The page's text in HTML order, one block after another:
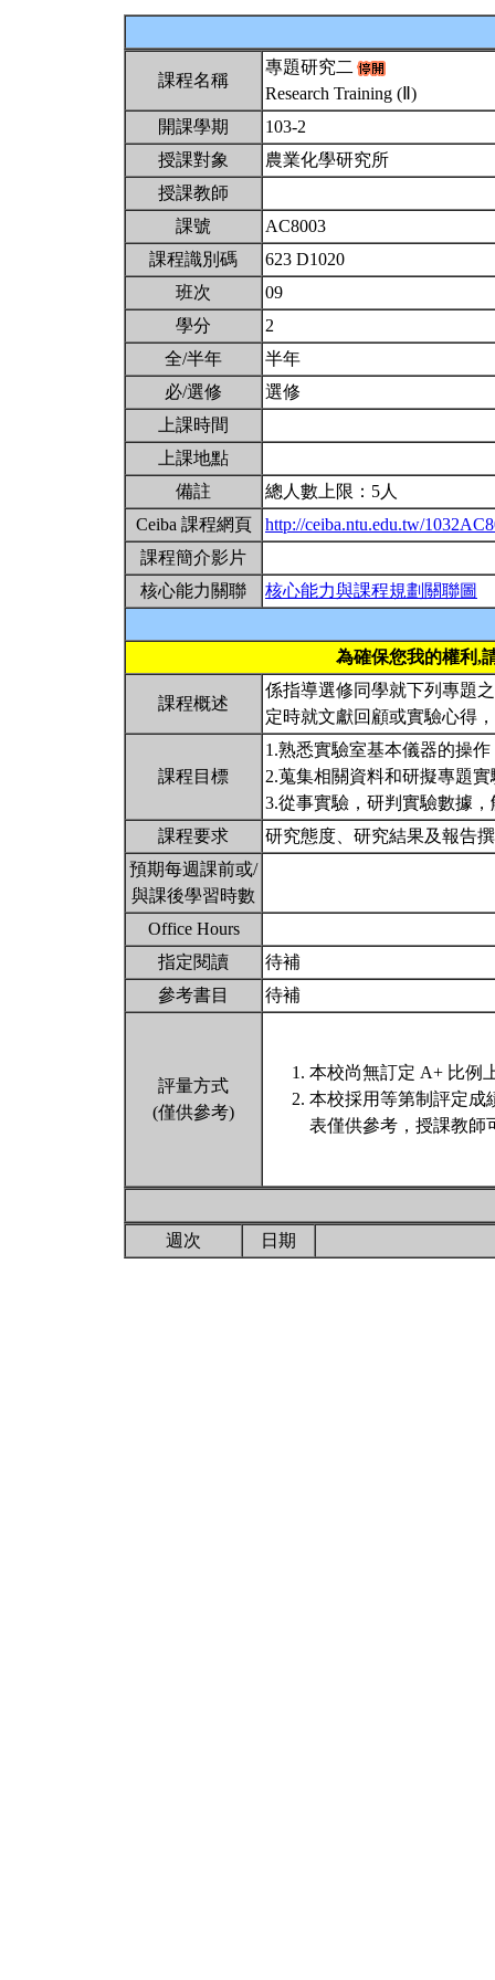
課程名稱
專題研究二
Research Training (Ⅱ)
開課學期
103-2
授課對象
農業化學研究所
授課教師
課號
AC8003
課程識別碼
623 D1020
班次
09
學分
2
全/半年
半年
必/選修
選修
上課時間
上課地點
備註
總人數上限：5人
Ceiba 課程網頁
http://ceiba.ntu.edu.tw/
課程簡介影片
核心能力關聯
核心能力與課程規劃關聯圖
為確保您我的權利,
課程概述
係指導選修同學就下列專題
定時就文獻回顧或實驗心得
課程目標
1.熟悉實驗室基本儀器的操作
2.蒐集相關資料和研擬專題
3.從事實驗，研判實驗數據
課程要求
研究態度、研究結果及報告
預期每週課前或/
與課後學習時數
Office Hours
指定閱讀
待補
參考書目
待補
評量方式
(僅供參考)
本校尚無訂定 A+ 比例
本校採用等第制評定成
表僅供參考，授課教師
週次 日期